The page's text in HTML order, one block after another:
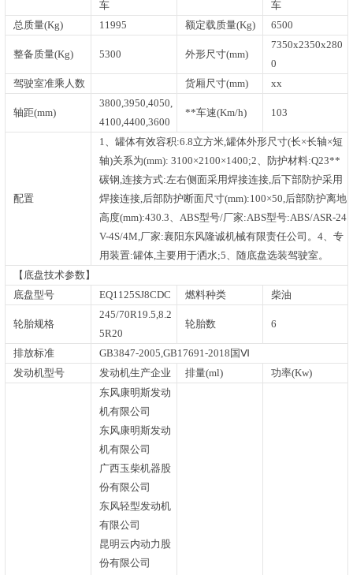
车
车
总质量(Kg)
11995 额定载质量(Kg) 6500
整备质量(Kg) 5300 外形尺寸(mm)
7350x2350x280
0
驾驶室准乘人数
货厢尺寸(mm) xx
轴距(mm)
3800,3950,4050,
4100,4400,3600
**车速(Km/h) 103
配置
1、罐体有效容积:6.8立方米,罐体外形尺寸(长×长轴×短
轴)关系为(mm): 3100×2100×1400;2、防护材料:Q23**
碳钢,连接方式:左右侧面采用焊接连接,后下部防护采用
焊接连接,后部防护断面尺寸(mm):100×50,后部防护离地
高度(mm):430.3、ABS型号/厂家:ABS型号:ABS/ASR-24
V-4S/4M,厂家:襄阳东风隆诚机械有限责任公司。4、专
用装置:罐体,主要用于洒水;5、随底盘选装驾驶室。
【底盘技术参数】
底盘型号
EQ1125SJ8CDC 燃料种类 柴油
轮胎规格
245/70R19.5,8.2
5R20
轮胎数 6
排放标准
GB3847-2005,GB17691-2018国Ⅵ
发动机型号
发动机生产企业 排量(ml) 功率(Kw)
东风康明斯发动
机有限公司
东风康明斯发动
机有限公司
广西玉柴机器股
份有限公司
东风轻型发动机
有限公司
昆明云内动力股
份有限公司